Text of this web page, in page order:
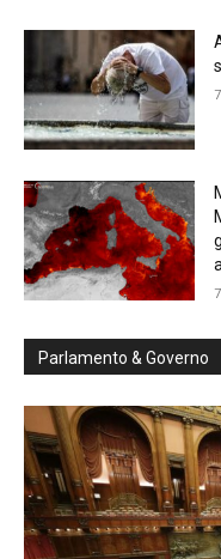
Parlamento & Governo